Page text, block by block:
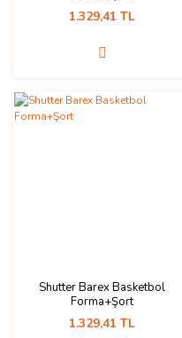
1.329,41 TL
Shutter Barex Basketbol
Forma+Şort
1.329,41 TL